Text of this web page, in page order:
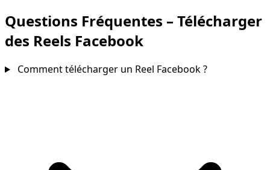
Questions Fréquentes – Télécharger
des Reels Facebook
Comment télécharger un Reel Facebook ?